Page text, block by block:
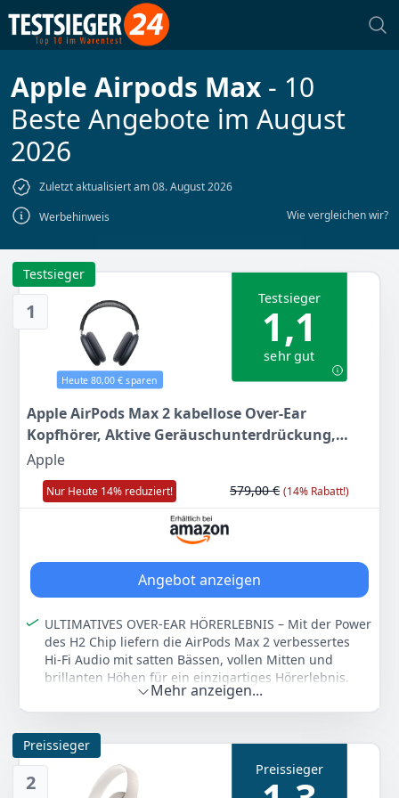
Apple Airpods Max - 10
Beste Angebote im August
2026
Zuletzt aktualisiert am 08. August 2026
Werbehinweis
Wie vergleichen wir?
1
Testsieger
Heute 80,00 € sparen
Testsieger
1,1
sehr gut
Apple AirPods Max 2 kabellose Over-Ear
Kopfhörer, Aktive Geräuschunterdrückung,
Adaptives Audio, Personalisiertes 3D Audio, Live
Übersetzung – Mitternacht ​​​​​​​
Apple
Nur Heute 14% reduziert! 579,00 € (14% Rabatt!)
Angebot anzeigen
ULTIMATIVES OVER-EAR HÖRERLEBNIS – Mit der Power
des H2 Chip liefern die AirPods Max 2 verbessertes
Hi‑Fi Audio mit satten Bässen, vollen Mitten und
brillanten Höhen für ein einzigartiges Hörerlebnis.
BLENDE ALLES AUS – Bis zu 1,5x bessere Aktive
Geräuschunterdrückung im Vergleich zur
vorhergehenden Generation, damit du vollkommen in
Sound eintauchen kannst.
HÖR DIE WELT UM DICH HERUM – Adaptives Audio
passt die Geräuschunterdrückung automatisch an
Mehr anzeigen...
2
Preissieger
Preissieger